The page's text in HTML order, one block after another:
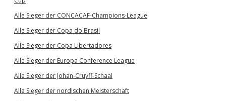
Alle Sieger der CONCACAF-Champions-League
Alle Sieger der Copa do Brasil
Alle Sieger der Copa Libertadores
Alle Sieger der Europa Conference League
Alle Sieger der Johan-Cruyff-Schaal
Alle Sieger der nordischen Meisterschaft